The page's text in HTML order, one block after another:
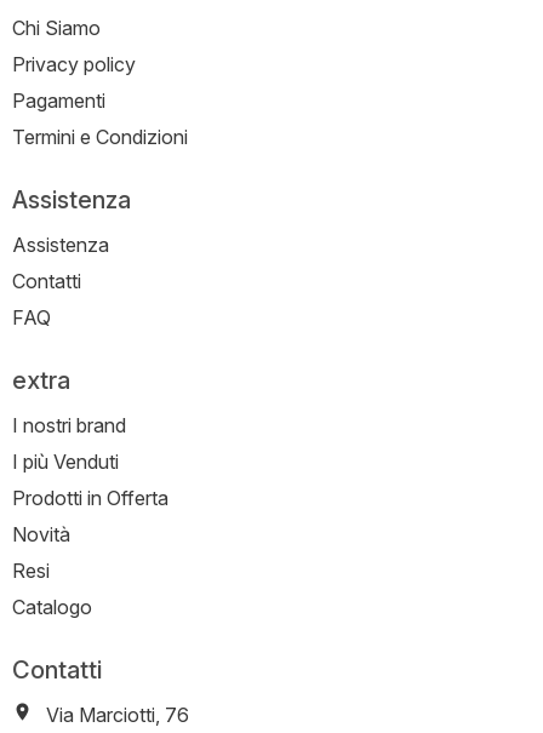
Chi Siamo
Privacy policy
Pagamenti
Termini e Condizioni
Assistenza
Assistenza
Contatti
FAQ
extra
I nostri brand
I più Venduti
Prodotti in Offerta
Novità
Resi
Catalogo
Contatti
Via Marciotti, 76